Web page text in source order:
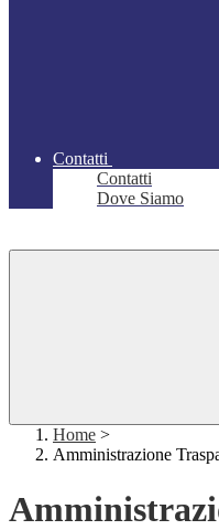
Contatti
Contatti
Dove Siamo
Home >
Amministrazione